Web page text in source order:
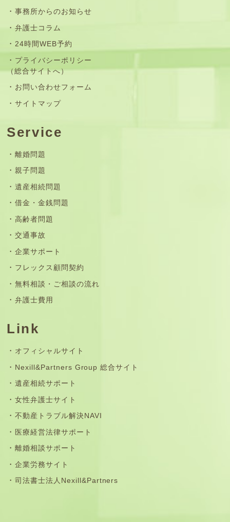
事務所からのお知らせ
弁護士コラム
24時間WEB予約
プライバシーポリシー
（総合サイトへ）
お問い合わせフォーム
サイトマップ
Service
離婚問題
親子問題
遺産相続問題
借金・金銭問題
高齢者問題
交通事故
企業サポート
フレックス顧問契約
無料相談・ご相談の流れ
弁護士費用
Link
オフィシャルサイト
Nexill&Partners Group 総合サイト
遺産相続サポート
女性弁護士サイト
不動産トラブル解決NAVI
医療経営法律サポート
離婚相談サポート
企業労務サイト
司法書士法人Nexill&Partners